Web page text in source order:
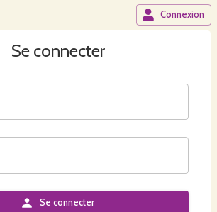
Connexion
Se connecter
Se connecter